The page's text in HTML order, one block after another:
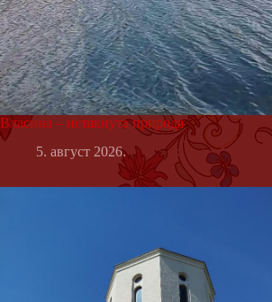
Власина – нетакнута природа
5. август 2026.